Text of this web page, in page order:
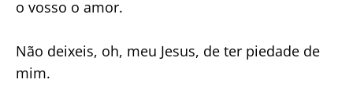
o vosso o amor.
Não deixeis, oh, meu Jesus, de ter piedade de
mim.